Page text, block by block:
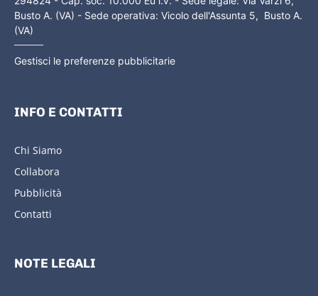
Busto A. (VA) - Sede operativa: Vicolo dell'Assunta 5, Busto A.
(VA)
Gestisci le preferenze pubblicitarie
INFO E CONTATTI
Chi Siamo
Collabora
Pubblicità
Contatti
NOTE LEGALI